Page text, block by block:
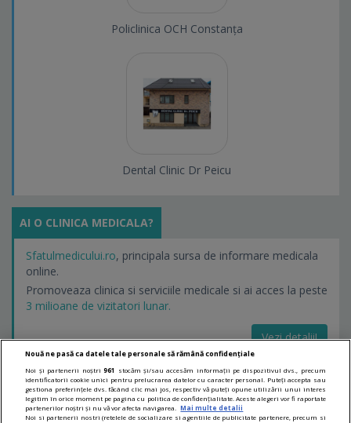
Policlinica OCH Constanța
Dental Clinic Dr Peicu
AI O CLINICA MEDICALA?
Sfatulmedicului.ro, principala sursa de informare medicala
online.
Promoveaza clinica si serviciile medicale si ai acces la peste
3 milioane de vizitatori lunar.
Vezi detalii!
LINKURI UTILE
Nouă ne pasă ca datele tale personale să rămână confidențiale
Noi și partenerii noștri961
stocăm și/sau accesăm informații pe dispozitivul dvs., precum
identificatorii cookie unici pentru prelucrarea datelor cu caracter personal. Puteți accepta sau
gestiona preferințele dvs. făcând clic mai jos, respectiv vă puteți opune utilizării unui interes
legitim în orice moment pe pagina cu politica de confidențialitate. Aceste alegeri vor fi raportate
partenerilor noștri și nu vă vor afecta navigarea.
Mai multe detalii
Noi si partenerii nostri (retelele de socializare si agentiile de publicitate partenere, precum si